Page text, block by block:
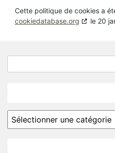
Cette politique de cookies a
cookiedatabase.org
le 20
Catégories